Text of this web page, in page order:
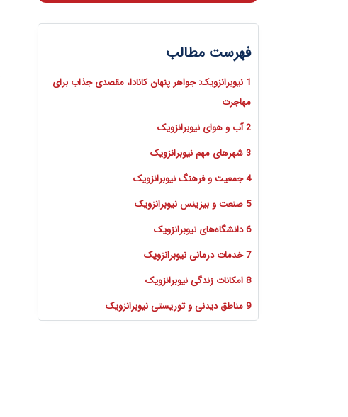
فهرست مطالب
1 نیوبرانزویک: جواهر پنهان کانادا، مقصدی جذاب برای
مهاجرت
2 آب و هوای نیوبرانزویک
3 شهرهای مهم نیوبرانزویک
4 جمعیت و فرهنگ نیوبرانزویک
5 صنعت و بیزینس نیوبرانزویک
6 دانشگاه‌های نیوبرانزویک
7 خدمات درمانی نیوبرانزویک
8 امکانات زندگی نیوبرانزویک
9 مناطق دیدنی و توریستی نیوبرانزویک